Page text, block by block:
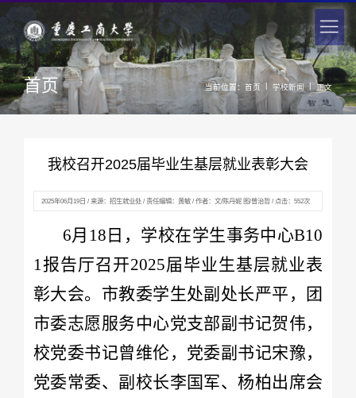
首页 当前位置： 首页 | 学校新闻 | 正文
我校召开2025届毕业生基层就业表彰大会
2025年06月19日 / 来源：招生就业处 / 责任编辑：黄敏 / 作者：文/陈丹妮 图/曾治哲 / 点击： 552次
6月18日，学校在学生事务中心B10
1报告厅召开2025届毕业生基层就业表
彰大会。市教委学生处副处长严平，团
市委志愿服务中心党支部副书记贺伟，
校党委书记曾维伦，党委副书记宋豫，
党委常委、副校长李国军、杨柏出席会